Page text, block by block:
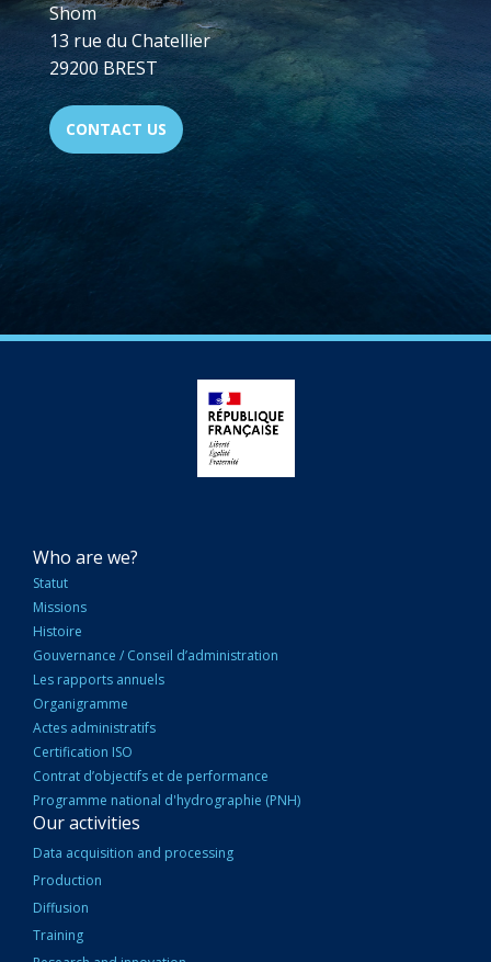
Shom
13 rue du Chatellier
29200 BREST
CONTACT US
NAVIGATION
PRINCIPALE
Who are we?
Statut
Missions
Histoire
Gouvernance / Conseil d’administration
Les rapports annuels
Organigramme
Actes administratifs
Certification ISO
Contrat d’objectifs et de performance
Programme national d'hydrographie (PNH)
Our activities
Data acquisition and processing
Production
Diffusion
Training